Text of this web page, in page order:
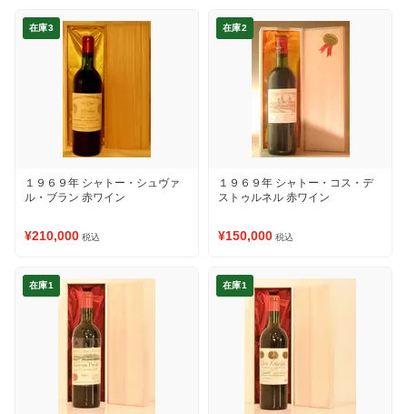
在庫3
１９６９年 シャトー・シュヴァ
ル・ブラン 赤ワイン
¥210,000 税込
在庫2
１９６９年 シャトー・コス・デ
ストゥルネル 赤ワイン
¥150,000 税込
在庫1 在庫1